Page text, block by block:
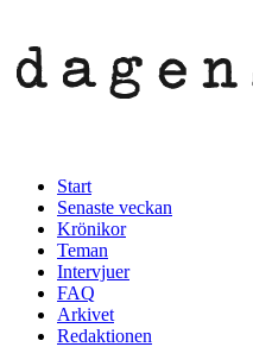
Start
Senaste veckan
Krönikor
Teman
Intervjuer
FAQ
Arkivet
Redaktionen